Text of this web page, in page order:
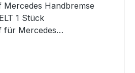
Mercedes Handbremse
1 Stück
für Mercedes
ist dies von jedermann